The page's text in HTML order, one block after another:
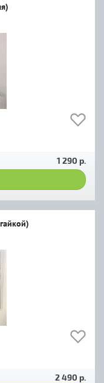
1 290 р.
2 490 р.